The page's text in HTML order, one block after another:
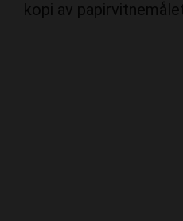
kopi av